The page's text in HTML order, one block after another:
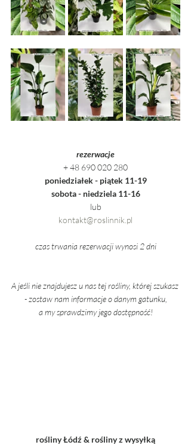
rezerwacje
+ 48 690 020 280
poniedziałek - piątek 11-19
sobota - niedziela 11-16
lub
kontakt@roslinnik.pl
czas trwania rezerwacji wynosi 2 dni
A jeśli nie znajdujesz u nas tej rośliny, której szukasz
- zostaw nam informacje o danym gatunku,
a my sprawdzimy jego dostępność!
rośliny Łódź & rośliny z wysyłką